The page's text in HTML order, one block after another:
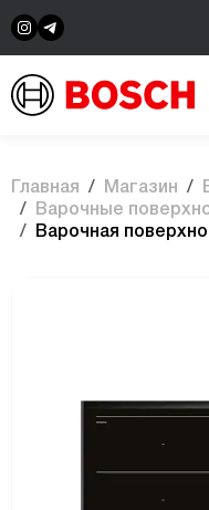
Главная Магазин
Варочные
Bарочная